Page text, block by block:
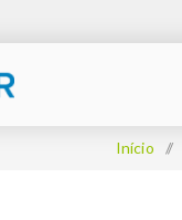
Início /